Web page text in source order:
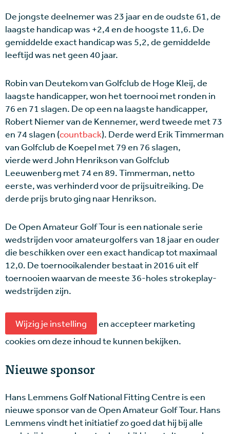
De jongste deelnemer was 23 jaar en de oudste 61, de
laagste handicap was +2,4 en de hoogste 11,6. De
gemiddelde exact handicap was 5,2, de gemiddelde
leeftijd was net geen 40 jaar.
Robin van Deutekom van Golfclub de Hoge Kleij, de
laagste handicapper, won het toernooi met ronden in
76 en 71 slagen. De op een na laagste handicapper,
Robert Niemer van de Kennemer, werd tweede met 73
en 74 slagen (countback). Derde werd Erik Timmerman
van Golfclub de Koepel met 79 en 76 slagen,
vierde werd John Henrikson van Golfclub
Leeuwenberg met 74 en 89. Timmerman, netto
eerste, was verhinderd voor de prijsuitreiking. De
derde prijs bruto ging naar Henrikson.
De Open Amateur Golf Tour is een nationale serie
wedstrijden voor amateurgolfers van 18 jaar en ouder
die beschikken over een exact handicap tot maximaal
12,0. De toernooikalender bestaat in 2016 uit elf
toernooien waarvan de meeste 36-holes strokeplay-
wedstrijden zijn.
Wijzig je instelling
en accepteer marketing
cookies om deze inhoud te kunnen bekijken.
Nieuwe sponsor
Hans Lemmens Golf National Fitting Centre is een
nieuwe sponsor van de Open Amateur Golf Tour. Hans
Lemmens vindt het initiatief zo goed dat hij bij alle